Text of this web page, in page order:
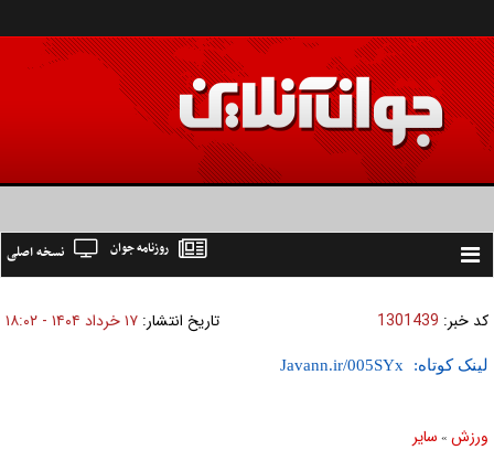
Toggle
نسخه اصلی روزنامه جوان
کد خبر: 1301439 تاریخ انتشار: ۱۷ خرداد ۱۴۰۴ - ۱۸:۰۲
لینک کوتاه:
ورزش » ساير